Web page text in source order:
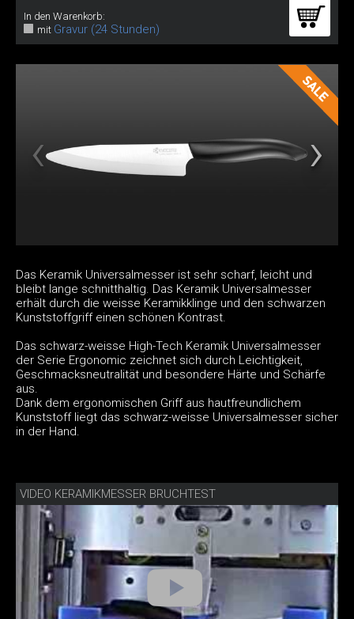
In den Warenkorb:
mit Gravur (24 Stunden)
Das Keramik Universalmesser ist sehr scharf, leicht und
bleibt lange schnitthaltig. Das Keramik Universalmesser
erhält durch die weisse Keramikklinge und den schwarzen
Kunststoffgriff einen schönen Kontrast.
Das schwarz-weisse High-Tech Keramik Universalmesser
der Serie Ergonomic zeichnet sich durch Leichtigkeit,
Geschmacksneutralität und besondere Härte und Schärfe
aus.
Dank dem ergonomischen Griff aus hautfreundlichem
Kunststoff liegt das schwarz-weisse Universalmesser sicher
in der Hand.
VIDEO KERAMIKMESSER BRUCHTEST